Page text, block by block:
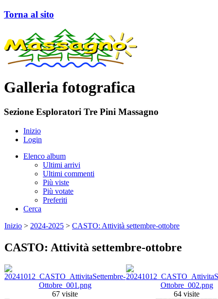
Torna al sito
Galleria fotografica
Sezione Esploratori Tre Pini Massagno
Inizio
Login
Elenco album
Ultimi arrivi
Ultimi commenti
Più viste
Più votate
Preferiti
Cerca
Inizio > 2024-2025 > CASTO: Attività settembre-ottobre
CASTO: Attività settembre-ottobre
67 visite 64 visite